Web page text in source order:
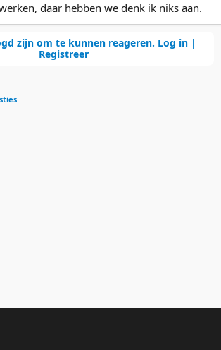
daar hebben we denk ik niks aan.
zijn om te kunnen reageren. Log in |
Registreer